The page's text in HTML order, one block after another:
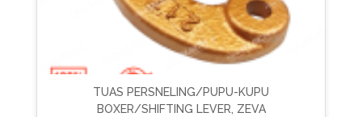
TUAS PERSNELING/PUPU-KUPU
BOXER/SHIFTING LEVER, ZEVA